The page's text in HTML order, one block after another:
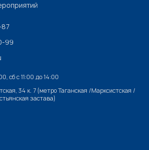
99
cб с 11:00 до 14:00
34 к. 7 (метро Таганская /Марксистская /
застава)